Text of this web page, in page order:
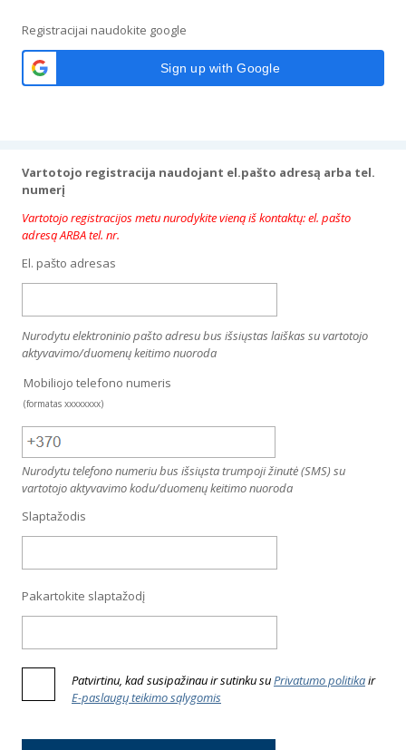
Registracijai naudokite google
Sign up with Google
Vartotojo registracija naudojant el.pašto adresą arba tel.
numerį
Vartotojo registracijos metu nurodykite vieną iš kontaktų: el. pašto
adresą ARBA tel. nr.
El. pašto adresas
Nurodytu elektroninio pašto adresu bus išsiųstas laiškas su vartotojo
aktyvavimo/duomenų keitimo nuoroda
Mobiliojo telefono numeris
(formatas xxxxxxxx)
Nurodytu telefono numeriu bus išsiųsta trumpoji žinutė (SMS) su
vartotojo aktyvavimo kodu/duomenų keitimo nuoroda
Slaptažodis
Pakartokite slaptažodį
Patvirtinu, kad susipažinau ir sutinku suPrivatumo politikair
E-paslaugų teikimo sąlygomis